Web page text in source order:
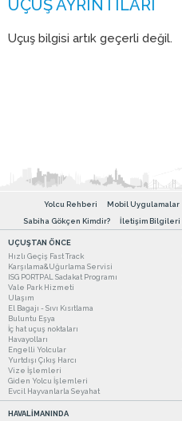
Uçuş bilgisi artık geçerli değil.
Yolcu Rehberi Mobil Uygulamalar
Sabiha Gökçen Kimdir?
İletişim Bilgileri
UÇUŞTAN ÖNCE
Hızlı Geçiş Fast Track
Karşılama&Uğurlama Servisi
ISG PORTPAL Sadakat Programı
Vale Park Hizmeti
Ulaşım
El Bagajı - Sıvı Kısıtlama
Buluntu Eşya
İç hat uçuş noktaları
Havayolları
Engelli Yolcular
Yurtdışı Çıkış Harcı
Vize İşlemleri
Giden Yolcu İşlemleri
Evcil Hayvanlarla Seyahat
HAVALİMANINDA